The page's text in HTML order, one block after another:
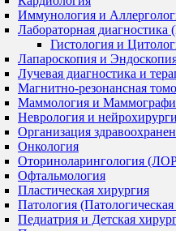
Иммунология и
Лабораторная
Гистология и
Лапароскопия и
Лучевая диагностика и
Магнитно-резонансная
Маммология и
Неврология и
Организация
Онкология
Оториноларингология
Офтальмология
Пластическая хирургия
Патология
Педиатрия и Детская